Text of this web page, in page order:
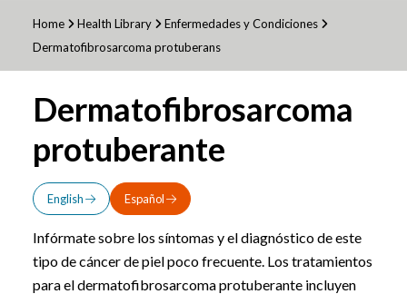
Home Health Library
Enfermedades y Condiciones
Dermatofibrosarcoma protuberans
Dermatofibrosarcoma
protuberante
English Español
Infórmate sobre los síntomas y el diagnóstico de este
tipo de cáncer de piel poco frecuente. Los tratamientos
para el dermatofibrosarcoma protuberante incluyen